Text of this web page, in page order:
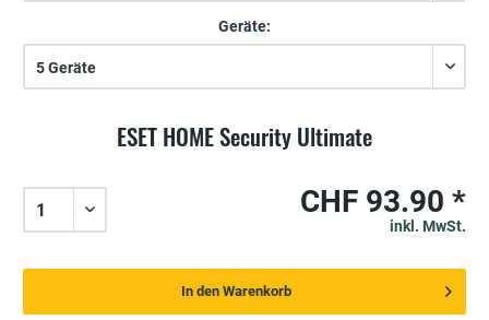
ESET HOME Security Ultimate
Geräte:
CHF 93.90 *
inkl. MwSt.
In den Warenkorb